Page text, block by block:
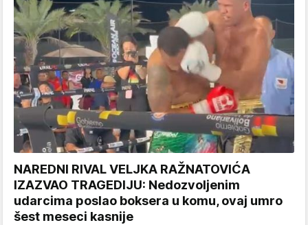
NAREDNI RIVAL VELJKA RAŽNATOVIĆA
IZAZVAO TRAGEDIJU: Nedozvoljenim
udarcima poslao boksera u komu, ovaj umro
šest meseci kasnije